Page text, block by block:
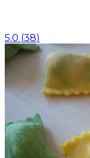
5.0 (38)